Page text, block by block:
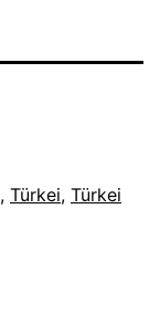
, Türkei, Türkei